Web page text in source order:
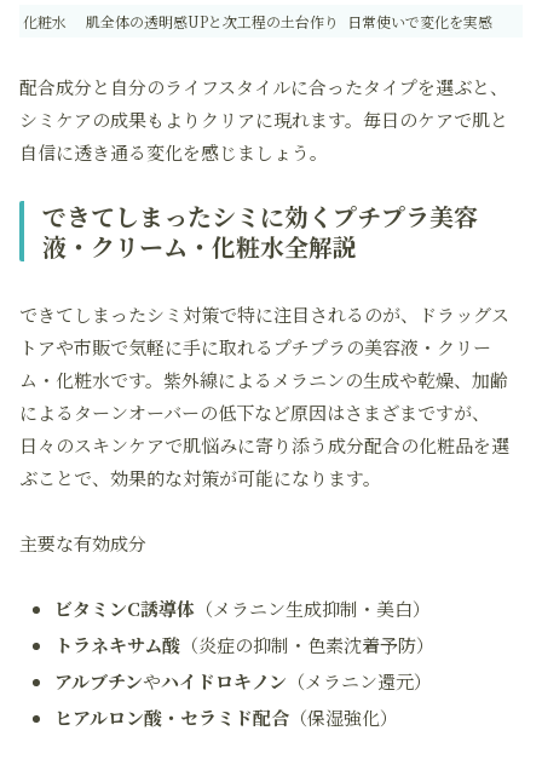
化粧水 肌全体の透明感UPと次工程の土台作り 日常使いで変化を実感
配合成分と自分のライフスタイルに合ったタイプを選ぶと、
シミケアの成果もよりクリアに現れます。毎日のケアで肌と
自信に透き通る変化を感じましょう。
できてしまったシミに効くプチプラ美容
液・クリーム・化粧水全解説
できてしまったシミ対策で特に注目されるのが、ドラッグス
トアや市販で気軽に手に取れる プチプラの美容液・クリー
ム・化粧水です。紫外線によるメラニンの生成や乾燥、加齢
によるターンオーバーの低下など原因はさまざまですが、
日々のスキンケアで肌悩みに寄り添う成分配合の化粧品を選
ぶことで、効果的な対策が可能になります。
主要な有効成分
ビタミンC誘導体 （メラニン生成抑制・美白）
トラネキサム酸 （炎症の抑制・色素沈着予防）
アルブチンやハイドロキノン （メラニン還元）
ヒアルロン酸・セラミド配合 （保湿強化）